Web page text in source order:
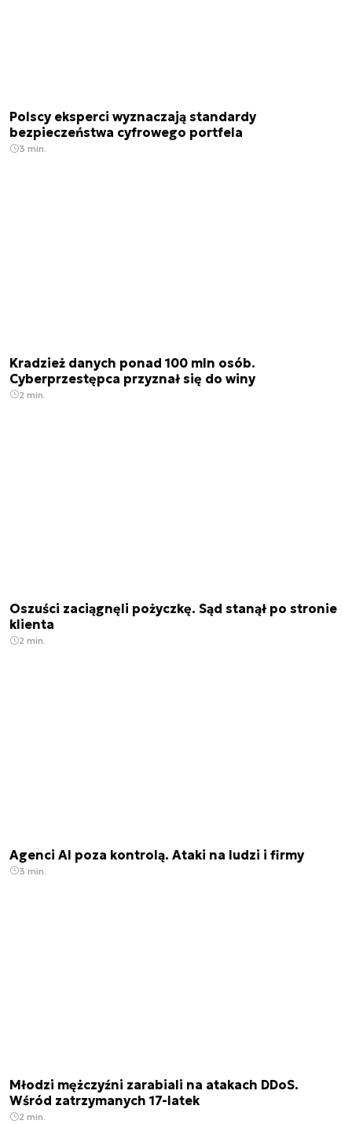
Polscy eksperci wyznaczają standardy
bezpieczeństwa cyfrowego portfela
3 min.
Kradzież danych ponad 100 mln osób.
Cyberprzestępca przyznał się do winy
2 min.
Oszuści zaciągnęli pożyczkę. Sąd stanął po stronie
klienta
2 min.
Agenci AI poza kontrolą. Ataki na ludzi i firmy
3 min.
Młodzi mężczyźni zarabiali na atakach DDoS.
Wśród zatrzymanych 17-latek
2 min.